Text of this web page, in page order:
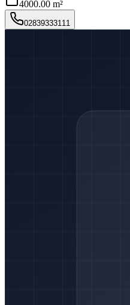
4000.00 m²
02839333111